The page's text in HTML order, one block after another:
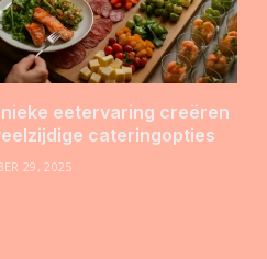
eetervaring creëren
cateringopties
29, 2025